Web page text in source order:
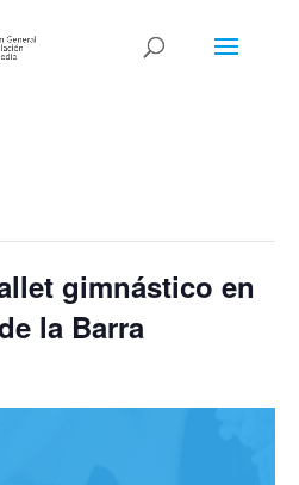
gimnástico en
la Barra